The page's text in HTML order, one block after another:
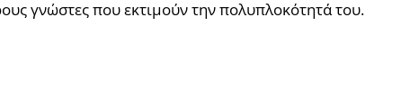
γνώστες που εκτιμούν την πολυπλοκότητά του.